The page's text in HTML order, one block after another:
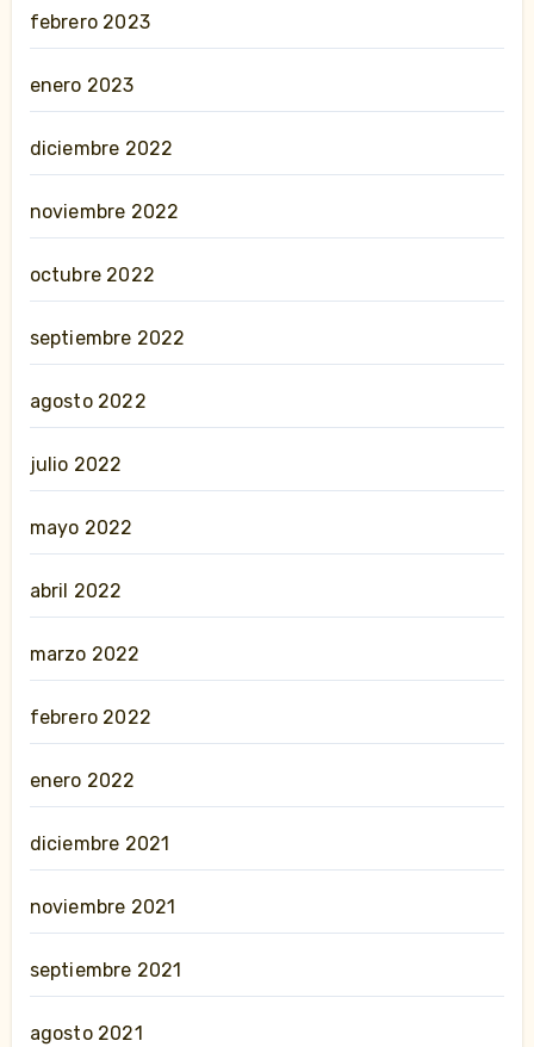
febrero 2023
enero 2023
diciembre 2022
noviembre 2022
octubre 2022
septiembre 2022
agosto 2022
julio 2022
mayo 2022
abril 2022
marzo 2022
febrero 2022
enero 2022
diciembre 2021
noviembre 2021
septiembre 2021
agosto 2021